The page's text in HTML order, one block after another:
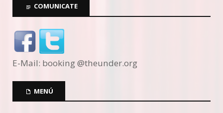
COMUNICATE
E-Mail: booking @theunder.org
MENÚ